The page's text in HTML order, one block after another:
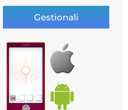
Gestionali